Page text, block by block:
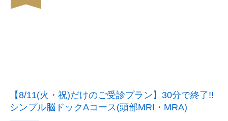
【8/11(火・祝)だけのご受診プラン】30分で終了!!
シンプル脳ドックAコース(頭部MRI・MRA)